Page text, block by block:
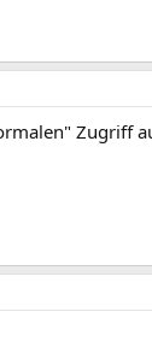
Zugriff